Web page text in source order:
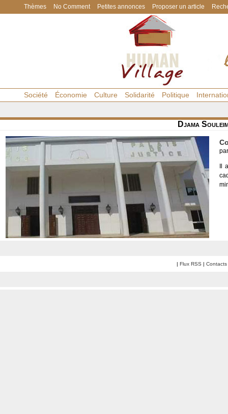
Thèmes No Comment Petites annonces Proposer un article
Société Économie Culture Solidarité Politique
Djama
Il
| Flux RSS | Contacts